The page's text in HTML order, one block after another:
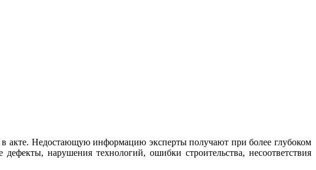
в акте. Недостающую информацию эксперты получают при более глубоком
нарушения технологий, ошибки строительства, несоответствия